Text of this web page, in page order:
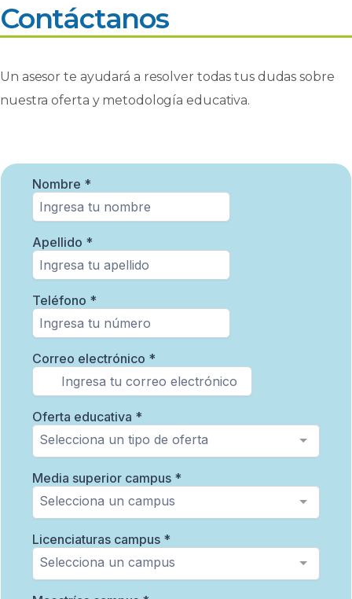
Contáctanos
Un asesor te ayudará a resolver todas tus dudas sobre
nuestra oferta y metodología educativa.